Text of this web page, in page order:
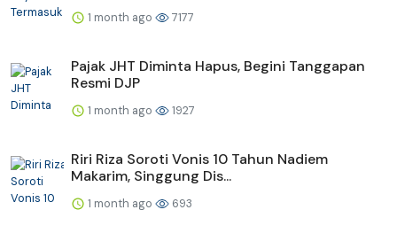
1 month ago 7177
Pajak JHT Diminta Hapus, Begini Tanggapan
Resmi DJP
1 month ago 1927
Riri Riza Soroti Vonis 10 Tahun Nadiem
Makarim, Singgung Dis...
1 month ago 693